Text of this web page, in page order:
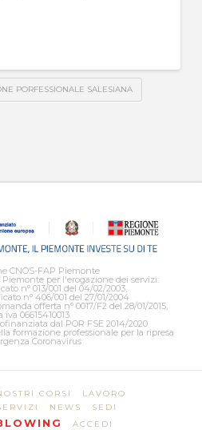
PORFESSIONALE SALESIANA
CNOS-FAP Piemonte
per l'erogazione dei servizi:
n° 013/001 del 04/02/2003,
n° 406/001 del 27/01/2004
offerta n° 0017/F2 del 28/01/2015,
iva 06615410013
dal POR FSE 2014/2020
formazione professionale per la ripresa
Coronavirus
CORSI
LAVORO
NEWS SEDI
ACCEDI